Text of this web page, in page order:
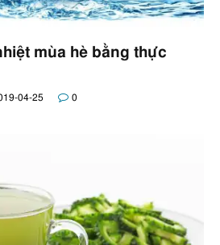
mùa hè bằng thực
04-25 0